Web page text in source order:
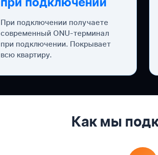
при подключении
При подключении получаете
современный ONU-терминал
при подключении. Покрывает
всю квартиру.
Как мы